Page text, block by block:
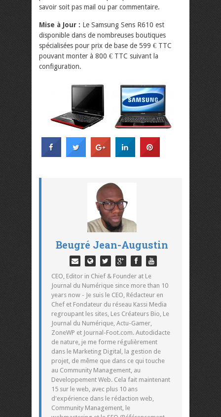
savoir soit pas mail ou par commentaire.
Mise à Jour : Le Samsung Sens R610 est
disponible dans de nombreuses boutiques
spécialisées pour prix de base de 599 € TTC
pouvant monter à 800 € TTC suivant la
configuration.
Beugré Jean-Augustin
CEO, Editor in Chief & Founder at Le
Journal du Numérique since more than 10
years now - Je suis le CEO, Rédacteur en
Chef et Fondateur du réseau Kassi Media
regroupant les sites, Les Créateurs Bio, Le
Journal du Numérique, Actu-Gamer,
ZoneWP et Journal-Foot.com. Autodidacte
de nature, je me forme régulièrement
dans le Marketing Digital, la gestion de
projet, de même que dans ce qui touche
au Community Management, au
Developpement Web. Cela fait maintenant
15 sur le web, avec plus 10 ans
d'expérience dans le rédaction web,
Community Management, le